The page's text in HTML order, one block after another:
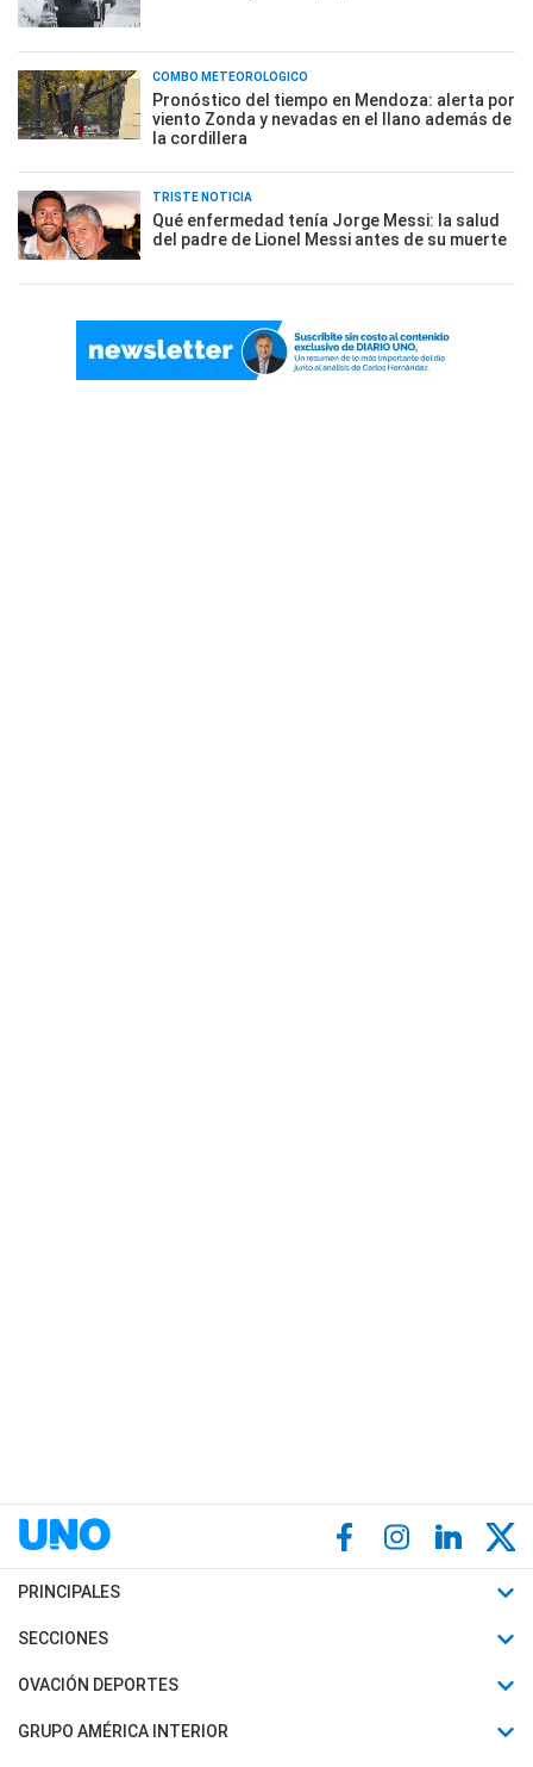
COMBO METEOROLÓGICO
Pronóstico del tiempo en Mendoza: alerta por
viento Zonda y nevadas en el llano además de
la cordillera
TRISTE NOTICIA
Qué enfermedad tenía Jorge Messi: la salud
del padre de Lionel Messi antes de su muerte
PRINCIPALES
Últimas Noticias
Política
SECCIONES
Horóscopo
Motores
OVACIÓN DEPORTES
Fútbol
GRUPO AMÉRICA INTERIOR